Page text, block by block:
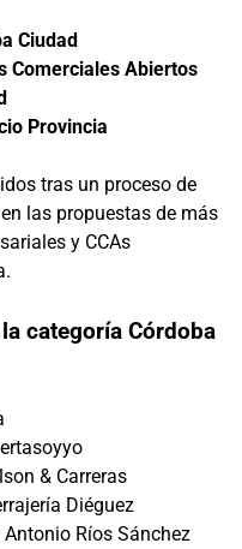
Ciudad
Comerciales Abiertos
Provincia
tras un proceso de
las propuestas de más
y CCAs
categoría Córdoba
& Carreras
Diéguez
Antonio Ríos Sánchez